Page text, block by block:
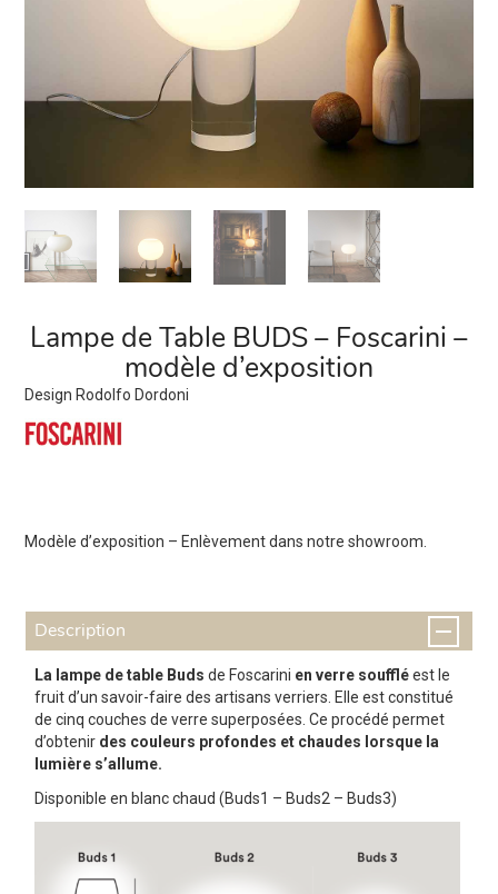
Lampe de Table BUDS – Foscarini –
modèle d’exposition
Design Rodolfo Dordoni
Modèle d’exposition – Enlèvement dans notre showroom.
Description
La lampe de table Buds de Foscarini en verre souffléest le
fruit d’un savoir-faire des artisans verriers. Elle est constitué
de cinq couches de verre superposées. Ce procédé permet
d’obtenir des couleurs profondes et chaudes lorsque la
lumière s’allume.
Disponible en blanc chaud (Buds1 – Buds2 – Buds3)